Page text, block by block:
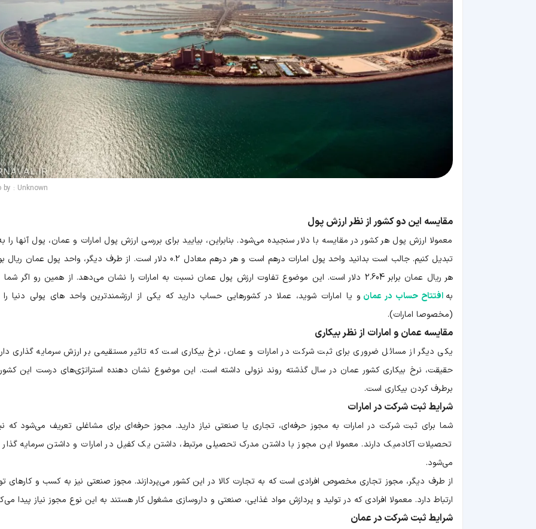
by : Unknown
مقایسه این دو کشور از نظر ارزش پول
معمولا ارزش پول هر کشور در مقایسه با دلار سنجیده می‌شود. بنابراین، بیایید برای بررسی ارزش پول امارات و عمان، پول آنها را
تبدیل کنیم. جالب است بدانید واحد پول امارات درهم است و هر درهم معادل 0.2 دلار است. از طرف دیگر، واحد پول
هر ریال عمان برابر 2.604 دلار است. این موضوع تفاوت ارزش پول عمان نسبت به امارات را نشان می‌دهد. از همین رو اگر
به افتتاح حساب در عمان و یا امارات شوید، عملا در کشورهایی حساب دارید که یکی از ارزشمندترین واحد های پولی دنیا را
(مخصوصا امارات).
مقایسه عمان و امارات از نظر بیکاری
یکی دیگر از مسائل ضروری برای ثبت شرکت در امارات و عمان، نرخ بیکاری است که تاثیر مستقیمی بر ارزش سرمایه گذاری
حقیقت، نرخ بیکاری کشور عمان در سال گذشته روند نزولی داشته است. این موضوع نشان دهنده استراتژی‌های درست این کشور
برطرف کردن بیکاری است.
شرایط ثبت شرکت در امارات
شما برای ثبت شرکت در امارات به مجوز حرفه‌ای، تجاری یا صنعتی نیاز دارید. مجوز حرفه‌ای برای مشاغلی تعریف می‌شود که
تحصیلات آکادمیک دارند. معمولا این مجوز با داشتن مدرک تحصیلی مرتبط، داشتن یک کفیل در امارات و داشتن سرمایه
می‌شود.
از طرف دیگر، مجوز تجاری مخصوص افرادی است که به تجارت کالا در این کشور می‌پردازند. مجوز صنعتی نیز به کسب و کارهای
ارتباط دارد. معمولا افرادی که در تولید و پردازش مواد غذایی، صنعتی و داروسازی مشغول کار هستند به این نوع مجوز نیاز پیدا
شرایط ثبت شرکت در عمان